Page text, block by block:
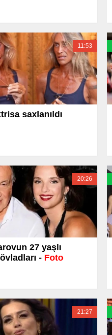
11:53
saxlanıldı
20:26
27 yaşlı
- Foto
21:27